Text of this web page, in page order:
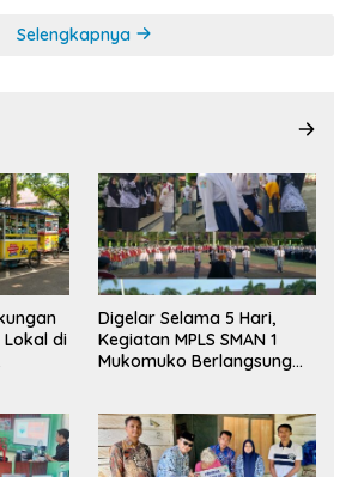
Selengkapnya
Lokal di
Digelar Selama 5 Hari,
Kegiatan MPLS SMAN 1
Mukomuko Berlangsung